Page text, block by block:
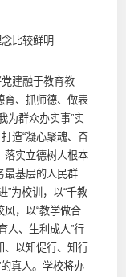
比较鲜明
建融于教育教
育、抓师德、做表
为群众办实事”实
造“凝心聚魂、奋
落实立德树人根本
最基层的人民群
”为校训，以“千教
风，以“教学做合
人、生利成人”行
、以知促行、知行
真人。学校将办